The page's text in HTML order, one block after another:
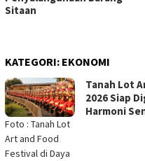
Sitaan
KATEGORI: EKONOMI
Foto : Tanah Lot
Art and Food
Festival di Daya
Tanah Lot
2026 Siap
Harmoni